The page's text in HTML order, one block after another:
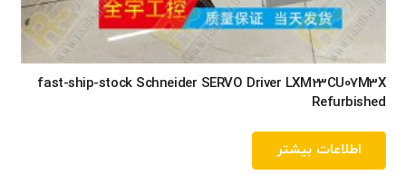
fast-ship-stock Schneider SERVO Driver LXM23CU07M3X
Refurbished
اطلاعات بیشتر